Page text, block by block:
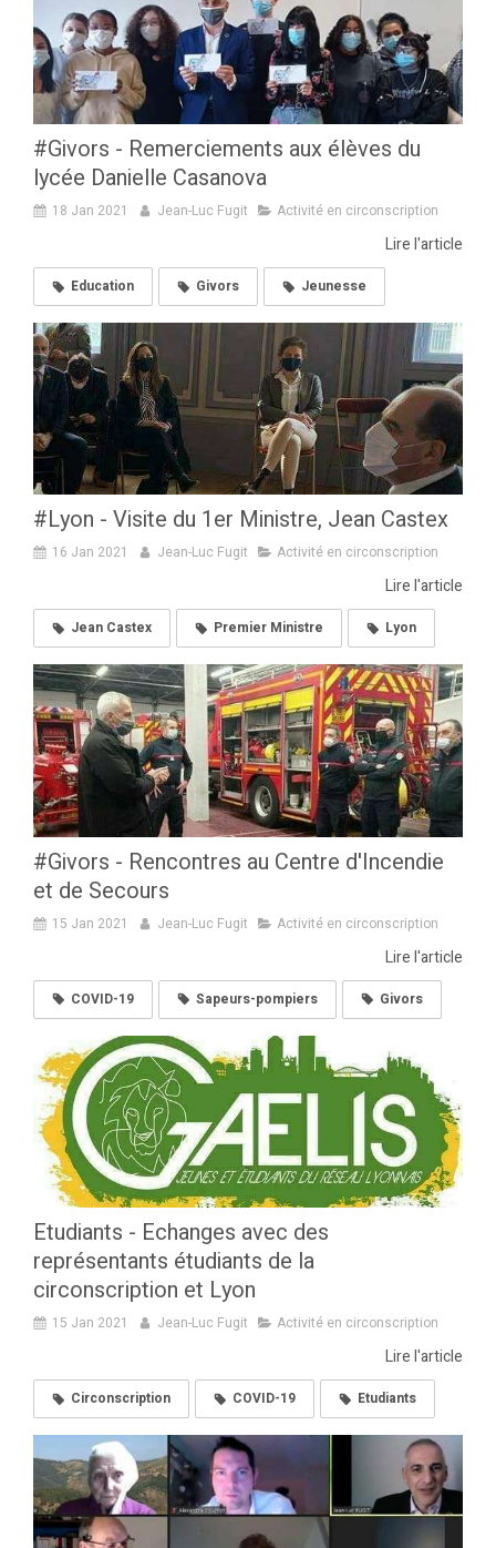
#Givors - Remerciements aux élèves du
lycée Danielle Casanova
18 Jan 2021 Jean-Luc Fugit Activité en circonscription
Lire l'article
Education Givors Jeunesse
#Lyon - Visite du 1er Ministre, Jean Castex
16 Jan 2021 Jean-Luc Fugit Activité en circonscription
Lire l'article
Jean Castex Premier Ministre Lyon
#Givors - Rencontres au Centre d'Incendie
et de Secours
15 Jan 2021 Jean-Luc Fugit Activité en circonscription
Lire l'article
COVID-19 Sapeurs-pompiers Givors
Etudiants - Echanges avec des
représentants étudiants de la
circonscription et Lyon
15 Jan 2021 Jean-Luc Fugit Activité en circonscription
Lire l'article
Circonscription COVID-19 Etudiants